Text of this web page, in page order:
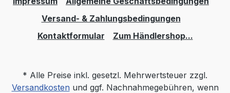
Versand- & Zahlungsbedingungen
Kontaktformular
Zum Händlershop...
* Alle Preise inkl. gesetzl. Mehrwertsteuer zzgl.
Versandkostenund ggf. Nachnahmegebühren, wenn